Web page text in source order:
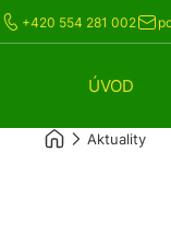
+420 554 281 002
ÚVOD
Aktuality